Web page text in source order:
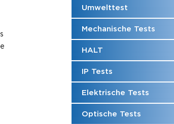
Umwelttest
Mechanische Tests
HALT
IP Tests
Elektrische Tests
Optische Tests